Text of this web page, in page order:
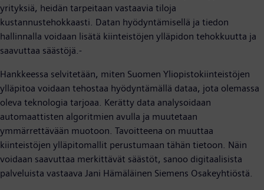
yrityksiä, heidän tarpeitaan vastaavia tiloja
kustannustehokkaasti. Datan hyödyntämisellä ja tiedon
hallinnalla voidaan lisätä kiinteistöjen ylläpidon tehokkuutta ja
saavuttaa säästöjä.-
Hankkeessa selvitetään, miten Suomen Yliopistokiinteistöjen
ylläpitoa voidaan tehostaa hyödyntämällä dataa, jota olemassa
oleva teknologia tarjoaa. Kerätty data analysoidaan
automaattisten algoritmien avulla ja muutetaan
ymmärrettävään muotoon. Tavoitteena on muuttaa
kiinteistöjen ylläpitomallit perustumaan tähän tietoon. Näin
voidaan saavuttaa merkittävät säästöt, sanoo digitaalisista
palveluista vastaava Jani Hämäläinen Siemens Osakeyhtiöstä.